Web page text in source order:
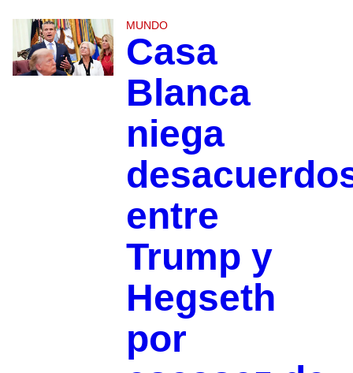
MUNDO
Casa
Blanca
niega
entre
Trump y
Hegseth
por